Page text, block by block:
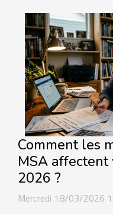
Comment les
MSA
2026 ?
Mercredi 18/03/2026